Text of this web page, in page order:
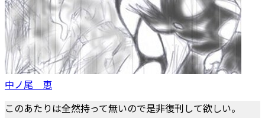
中ノ尾 恵
このあたりは全然持って無いので是非復刊して欲しい。